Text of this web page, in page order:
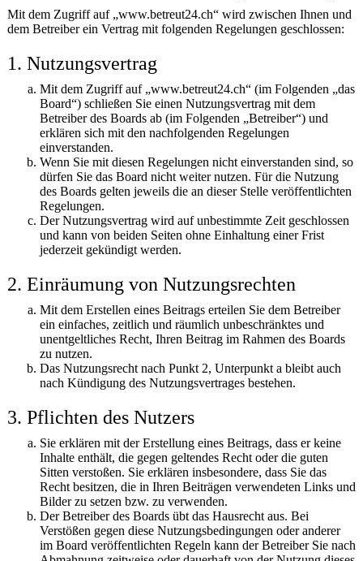
Mit dem Zugriff auf „www.betreut24.ch“ wird zwischen Ihnen und
dem Betreiber ein Vertrag mit folgenden Regelungen geschlossen:
1. Nutzungsvertrag
Mit dem Zugriff auf „www.betreut24.ch“ (im Folgenden „das
Board“) schließen Sie einen Nutzungsvertrag mit dem
Betreiber des Boards ab (im Folgenden „Betreiber“) und
erklären sich mit den nachfolgenden Regelungen
einverstanden.
Wenn Sie mit diesen Regelungen nicht einverstanden sind, so
dürfen Sie das Board nicht weiter nutzen. Für die Nutzung
des Boards gelten jeweils die an dieser Stelle veröffentlichten
Regelungen.
Der Nutzungsvertrag wird auf unbestimmte Zeit geschlossen
und kann von beiden Seiten ohne Einhaltung einer Frist
jederzeit gekündigt werden.
2. Einräumung von Nutzungsrechten
Mit dem Erstellen eines Beitrags erteilen Sie dem Betreiber
ein einfaches, zeitlich und räumlich unbeschränktes und
unentgeltliches Recht, Ihren Beitrag im Rahmen des Boards
zu nutzen.
Das Nutzungsrecht nach Punkt 2, Unterpunkt a bleibt auch
nach Kündigung des Nutzungsvertrages bestehen.
3. Pflichten des Nutzers
Sie erklären mit der Erstellung eines Beitrags, dass er keine
Inhalte enthält, die gegen geltendes Recht oder die guten
Sitten verstoßen. Sie erklären insbesondere, dass Sie das
Recht besitzen, die in Ihren Beiträgen verwendeten Links und
Bilder zu setzen bzw. zu verwenden.
Der Betreiber des Boards übt das Hausrecht aus. Bei
Verstößen gegen diese Nutzungsbedingungen oder anderer
im Board veröffentlichten Regeln kann der Betreiber Sie nach